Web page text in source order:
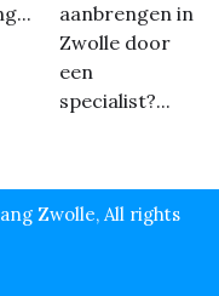
aanbrengen in
Zwolle door
een
specialist?...
Zwolle, All rights